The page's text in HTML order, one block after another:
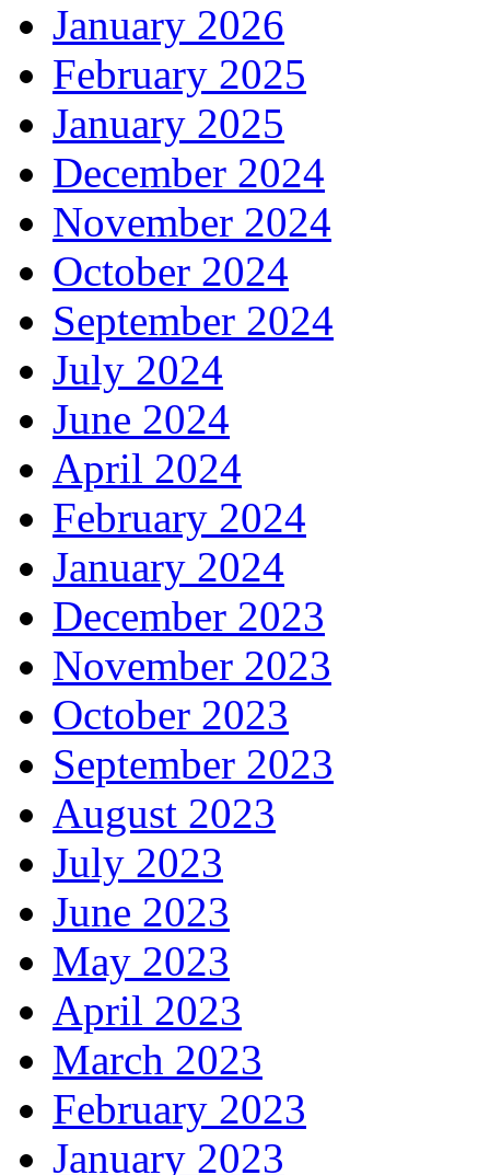
January 2026
February 2025
January 2025
December 2024
November 2024
October 2024
September 2024
July 2024
June 2024
April 2024
February 2024
January 2024
December 2023
November 2023
October 2023
September 2023
August 2023
July 2023
June 2023
May 2023
April 2023
March 2023
February 2023
January 2023